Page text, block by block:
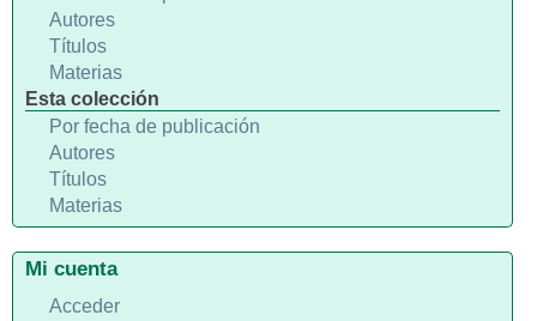
Autores
Títulos
Materias
Esta colección
Por fecha de publicación
Autores
Títulos
Materias
Mi cuenta
Acceder